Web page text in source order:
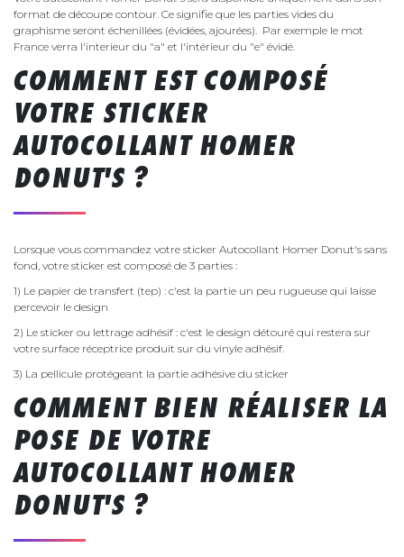
format de découpe contour. Ce signifie que les parties vides du
graphisme seront échenillées (évidées, ajourées). Par exemple le mot
France verra l'interieur du "a" et l'intérieur du "e" évidé.
COMMENT EST COMPOSÉ
VOTRE STICKER
AUTOCOLLANT HOMER
DONUT'S ?
Lorsque vous commandez votre sticker Autocollant Homer Donut's sans
fond, votre sticker est composé de 3 parties :
1) Le papier de transfert (tep) : c'est la partie un peu rugueuse qui laisse
percevoir le design
2) Le sticker ou lettrage adhésif : c'est le design détouré qui restera sur
votre surface réceptrice produit sur du vinyle adhésif.
3) La pellicule protégeant la partie adhésive du sticker
COMMENT BIEN RÉALISER LA
POSE DE VOTRE
AUTOCOLLANT HOMER
DONUT'S ?